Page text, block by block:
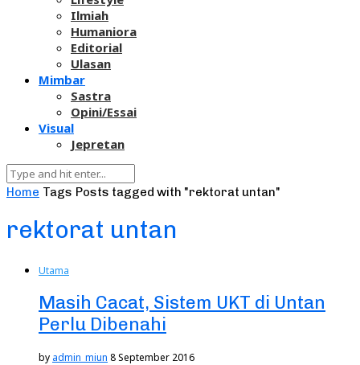
Ilmiah
Humaniora
Editorial
Ulasan
Mimbar
Sastra
Opini/Essai
Visual
Jepretan
Home Tags Posts tagged with "rektorat untan"
rektorat untan
Utama
Masih Cacat, Sistem UKT di Untan
Perlu Dibenahi
by admin_miun 8 September 2016